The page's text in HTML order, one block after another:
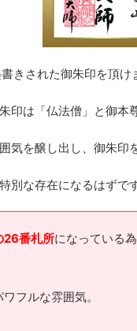
きされた御朱印を頂け
印は「仏法僧」と御本
気を醸し出し、御朱印
別な存在になるはずです
26番札所になっている
フルな雰囲気。